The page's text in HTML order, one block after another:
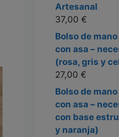
Artesanal
37,00 €
Bolso de
con asa –
(rosa, gris y
27,00 €
Bolso de
con asa –
con base
y naranja)